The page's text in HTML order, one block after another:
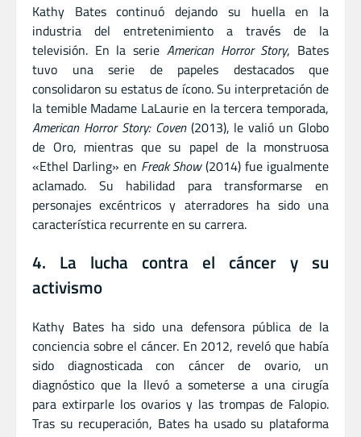
Kathy Bates continuó dejando su huella en la
industria del entretenimiento a través de la
televisión. En la serie American Horror Story, Bates
tuvo una serie de papeles destacados que
consolidaron su estatus de ícono. Su interpretación de
la temible Madame LaLaurie en la tercera temporada,
American Horror Story: Coven(2013), le valió un Globo
de Oro, mientras que su papel de la monstruosa
«Ethel Darling» en Freak Show(2014) fue igualmente
aclamado. Su habilidad para transformarse en
personajes excéntricos y aterradores ha sido una
característica recurrente en su carrera.
4. La lucha contra el cáncer y su
activismo
Kathy Bates ha sido una defensora pública de la
conciencia sobre el cáncer. En 2012, reveló que había
sido diagnosticada con cáncer de ovario, un
diagnóstico que la llevó a someterse a una cirugía
para extirparle los ovarios y las trompas de Falopio.
Tras su recuperación, Bates ha usado su plataforma